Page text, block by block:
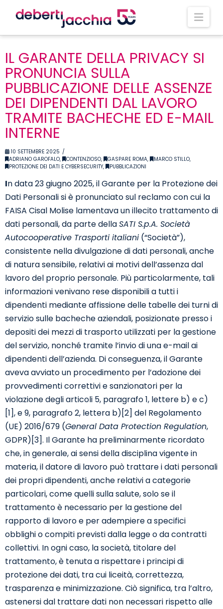
IL GARANTE DELLA PRIVACY SI
PRONUNCIA SULLA
PUBBLICAZIONE DELLE ASSENZE
DEI DIPENDENTI DAL LAVORO
TRAMITE BACHECHE ED E-MAIL
INTERNE
10 SETTEMBRE 2025
ADRIANO GAROFALO, CONTENZIOSO, GASPARE ROMA, MARCO STILLO,
PROTEZIONE DEI DATI E CYBERSECURITY, PUBBLICAZIONI
In data 23 giugno 2025, il Garante per la Protezione dei
Dati Personali si è pronunciato sul reclamo con cui la
FAISA Cisal Molise lamentava un illecito trattamento di
dati personali, da parte dellaSATI S.p.A. Società
Autocooperative Trasporti italiani (“Società”),
consistente nella divulgazione di dati personali, anche
di natura sensibile, relativi ai motivi dell’assenza dal
lavoro del proprio personale. Più particolarmente, tali
informazioni venivano rese disponibili a tutti i
dipendenti mediante affissione delle tabelle dei turni di
servizio sulle bacheche aziendali, posizionate presso i
depositi dei mezzi di trasporto utilizzati per la gestione
del servizio, nonché tramite l’invio di una e-mail ai
dipendenti dell’azienda. Di conseguenza, il Garante
aveva avviato un procedimento per l’adozione dei
provvedimenti correttivi e sanzionatori per la
violazione degli articoli 5, paragrafo 1, lettere b) e c)
[1], e 9, paragrafo 2, lettera b)[2] del Regolamento
(UE) 2016/679 (General Data Protection Regulation,
GDPR)[3]. Il Garante ha preliminarmente ricordato
che, in generale, ai sensi della disciplina vigente in
materia, il datore di lavoro può trattare i dati personali
dei propri dipendenti, anche relativi a categorie
particolari, come quelli sulla salute, solo se il
trattamento è necessario per la gestione del
rapporto di lavoro e per adempiere a specifici
obblighi o compiti previsti dalla legge o da contratti
collettivi. In ogni caso, la società, titolare del
trattamento, è tenuta a rispettare i principi di
protezione dei dati, tra cui liceità, correttezza,
trasparenza e minimizzazione. Ciò significa, tra l’altro,
astenersi dal trattare dati non necessari rispetto alle